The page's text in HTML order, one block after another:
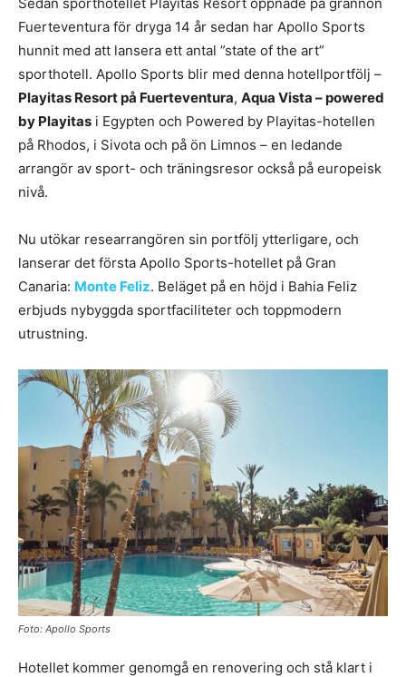
Fuerteventura för dryga 14 år sedan har Apollo Sports
hunnit med att lansera ett antal ”state of the art”
sporthotell. Apollo Sports blir med denna hotellportfölj –
Playitas Resort på Fuerteventura, Aqua Vista – powered
by Playitas i Egypten och Powered by Playitas-hotellen
på Rhodos, i Sivota och på ön Limnos – en ledande
arrangör av sport- och träningsresor också på europeisk
nivå.
Nu utökar researrangören sin portfölj ytterligare, och
lanserar det första Apollo Sports-hotellet på Gran
Canaria: Monte Feliz. Beläget på en höjd i Bahia Feliz
erbjuds nybyggda sportfaciliteter och toppmodern
utrustning.
Foto: Apollo Sports
Hotellet kommer genomgå en renovering och stå klart i